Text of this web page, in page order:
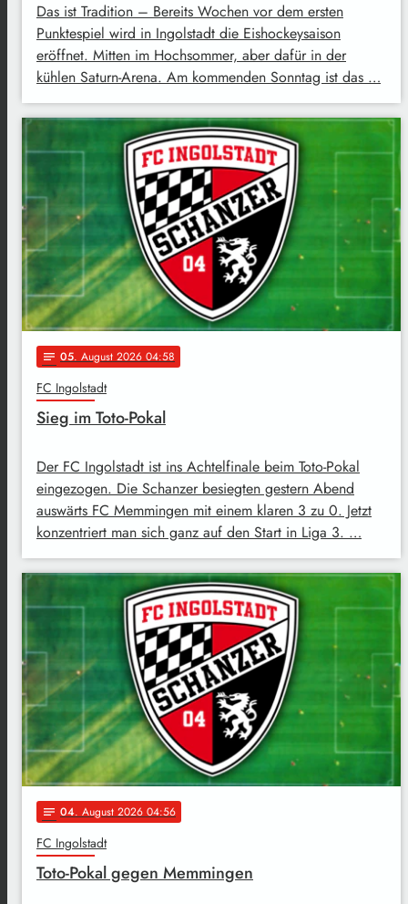
Das ist Tradition – Bereits Wochen vor dem ersten
Punktespiel wird in Ingolstadt die Eishockeysaison
eröffnet. Mitten im Hochsommer, aber dafür in der
kühlen Saturn-Arena. Am kommenden Sonntag ist das …
notes 05. August 2026 04:58
FC Ingolstadt
Sieg im Toto-Pokal
Der FC Ingolstadt ist ins Achtelfinale beim Toto-Pokal
eingezogen. Die Schanzer besiegten gestern Abend
auswärts FC Memmingen mit einem klaren 3 zu 0. Jetzt
konzentriert man sich ganz auf den Start in Liga 3. …
notes 04. August 2026 04:56
FC Ingolstadt
Toto-Pokal gegen Memmingen